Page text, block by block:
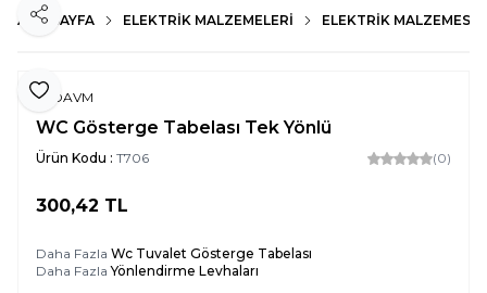
ANA SAYFA ELEKTRIK MALZEMELERI ELEKTRIK MALZEMESI
Favoriye Ekle
Paylaş
LEDAVM
WC Gösterge Tabelası Tek Yönlü
Ürün Kodu : T706 (0)
300,42 TL
Daha Fazla Wc Tuvalet Gösterge Tabelası
Daha FazlaYönlendirme Levhaları